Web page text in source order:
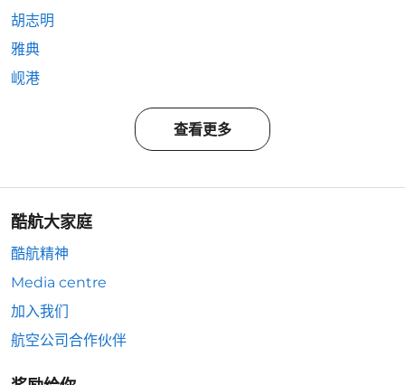
胡志明
雅典
岘港
查看更多
酷航大家庭
酷航精神
Media centre
加入我们
航空公司合作伙伴